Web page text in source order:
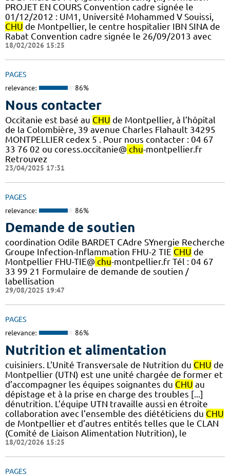
PROJET EN COURS Convention cadre signée le
01/12/2012 : UM1, Université Mohammed V Souissi,
CHU de Montpellier, le centre hospitalier IBN SINA de
Rabat Convention cadre signée le 26/09/2013 avec
18/02/2026 15:25
PAGES
relevance: 86%
Nous contacter
Occitanie est basé au CHU de Montpellier, à l’hôpital
de la Colombière, 39 avenue Charles Flahault 34295
MONTPELLIER cedex 5 . Pour nous contacter : 04 67
33 76 02 ou coress.occitanie@ chu-montpellier.fr
Retrouvez
23/04/2025 17:31
PAGES
relevance: 86%
Demande de soutien
coordination Odile BARDET CAdre SYnergie Recherche
Groupe Infection-Inflammation FHU-2 TIE CHU de
Montpellier FHU-TIE@ chu-montpellier.fr Tél : 04 67
33 99 21 Formulaire de demande de soutien /
labellisation
29/08/2025 19:47
PAGES
relevance: 86%
Nutrition et alimentation
cuisiniers. L'Unité Transversale de Nutrition du CHU de
Montpellier (UTN) est une unité chargée de former et
d’accompagner les équipes soignantes du CHU au
dépistage et à la prise en charge des troubles [...]
dénutrition. L’équipe UTN travaille aussi en étroite
collaboration avec l’ensemble des diététiciens du CHU
de Montpellier et d’autres entités telles que le CLAN
(Comité de Liaison Alimentation Nutrition), le
18/02/2026 15:25
PAGES